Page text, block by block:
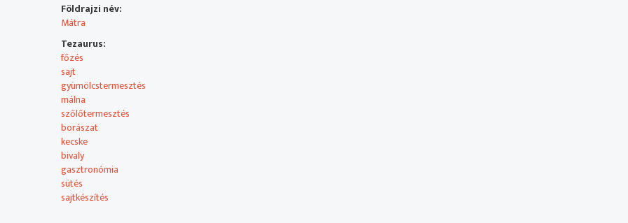
Földrajzi név:
Mátra
Tezaurus:
főzés
sajt
gyümölcstermesztés
málna
szőlőtermesztés
borászat
kecske
bivaly
gasztronómia
sütés
sajtkészítés